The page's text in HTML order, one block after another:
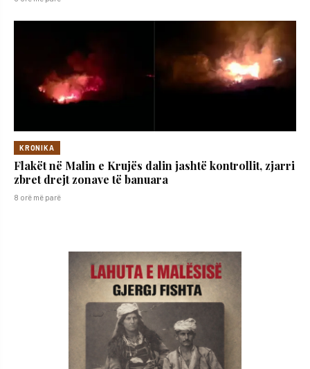
KRONIKA
Flakët në Malin e Krujës dalin jashtë kontrollit, zjarri
zbret drejt zonave të banuara
8 orë më parë